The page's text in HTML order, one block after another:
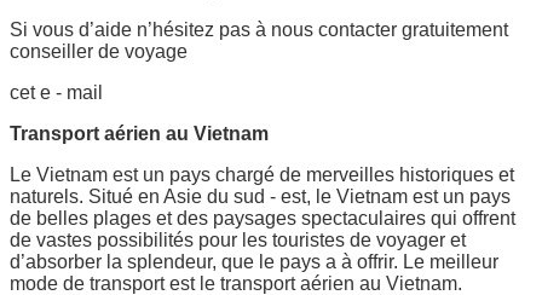
Si vous d’aide n’hésitez pas à nous contacter gratuitement
conseiller de voyage
cet e - mail
Transport aérien au Vietnam
Le Vietnam est un pays chargé de merveilles historiques et
naturels. Situé en Asie du sud - est, le Vietnam est un pays
de belles plages et des paysages spectaculaires qui offrent
de vastes possibilités pour les touristes de voyager et
d’absorber la splendeur, que le pays a à offrir. Le meilleur
mode de transport est le transport aérien au Vietnam.